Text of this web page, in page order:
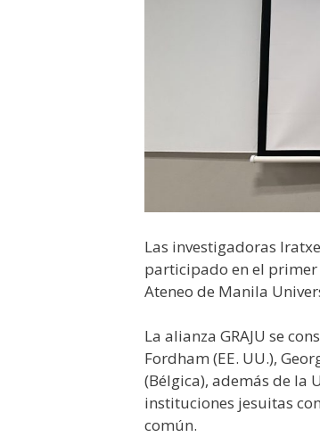
Las investigadoras
participado en el primer
Ateneo de Manila
La alianza GRAJU se
Fordham (EE. UU.),
(Bélgica), además de la
instituciones jesuitas
común.